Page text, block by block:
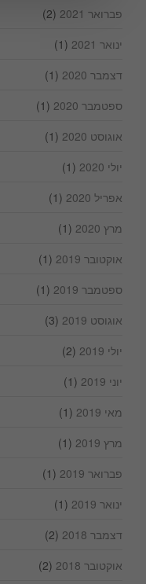
פברואר 2021
(2)
ינואר 2021
(1)
דצמבר 2020
(1)
ספטמבר 2020
(1)
אוגוסט 2020
(1)
יולי 2020
(1)
אפריל 2020
(1)
מרץ 2020
(1)
אוקטובר 2019
(1)
ספטמבר 2019
(1)
אוגוסט 2019
(3)
יולי 2019
(2)
יוני 2019
(1)
מאי 2019
(1)
מרץ 2019
(1)
פברואר 2019
(1)
ינואר 2019
(1)
דצמבר 2018
(2)
אוקטובר 2018
(2)